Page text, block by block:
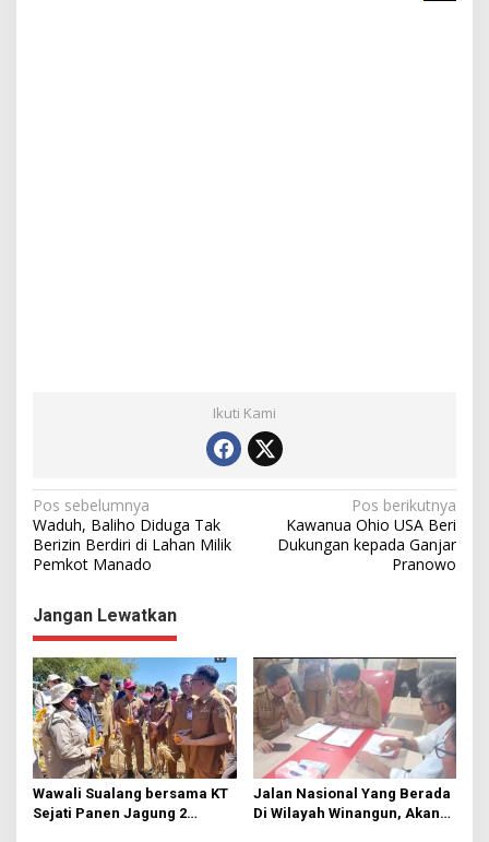
Ikuti Kami
N
a
v
i
g
a
s
i
p
o
s
Pos sebelumnya
Waduh, Baliho Diduga Tak
Berizin Berdiri di Lahan Milik
Pemkot Manado
Pos berikutnya
Kawanua Ohio USA Beri
Dukungan kepada Ganjar
Pranowo
Jangan Lewatkan
Wawali Sualang bersama KT
Sejati Panen Jagung 2
Jalan Nasional Yang Berada
Di Wilayah Winangun, Akan